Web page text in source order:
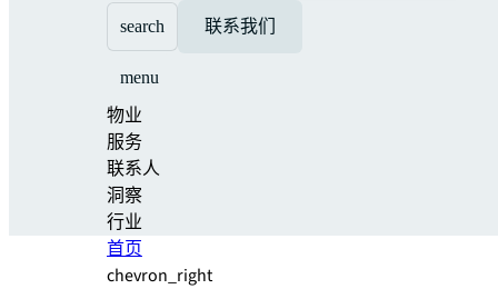
search 联系我们
menu
物业
服务
联系人
洞察
行业
首页
chevron_right